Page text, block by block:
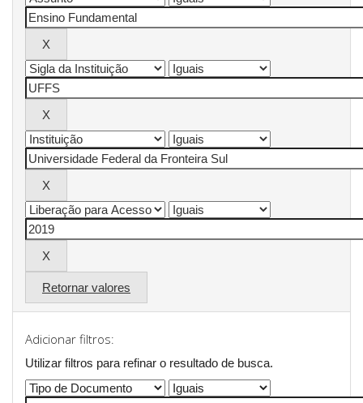
Retornar valores
Adicionar filtros:
Utilizar filtros para refinar o resultado de busca.